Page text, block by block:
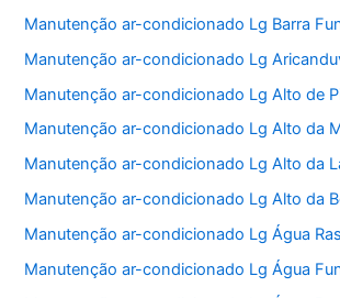
Manutenção ar-condicionado Lg Barra
Manutenção ar-condicionado Lg
Manutenção ar-condicionado Lg Alto de
Manutenção ar-condicionado Lg Alto da
Manutenção ar-condicionado Lg Alto da
Manutenção ar-condicionado Lg Alto da
Manutenção ar-condicionado Lg Água
Manutenção ar-condicionado Lg Água